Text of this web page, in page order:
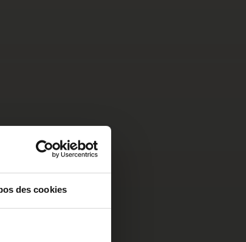
des cookies